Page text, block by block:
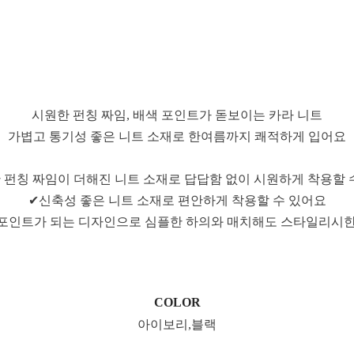
시원한 펀칭 짜임, 배색 포인트가 돋보이는 카라 니트
가볍고 통기성 좋은 니트 소재로 한여름까지 쾌적하게 입어요
칭 짜임이 더해진 니트 소재로 답답함 없이 시원하게 착용할
✔신축성 좋은 니트 소재로 편안하게 착용할 수 있어요
인트가 되는 디자인으로 심플한 하의와 매치해도 스타일리시
COLOR
아이보리,블랙